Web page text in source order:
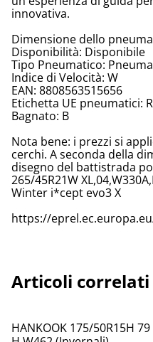
innovativa.
Dimensione dello
Disponibilità: Disponibile
Tipo Pneumatico:
Indice di Velocità: W
EAN: 8808563515656
Etichetta UE pneumatici:
Bagnato: B
Nota bene: i prezzi si
cerchi. A seconda della
disegno del battistrada
265/45R21W
Winter i*cept evo3 X
https://
Articoli correlati
%
HANKOOK 175/50R15H 79